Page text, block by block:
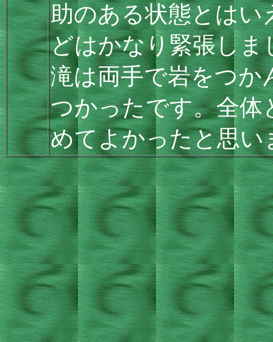
助のある状態とはい
どはかなり緊張しま
滝は両手で岩をつか
つかったです。全体
めてよかったと思い